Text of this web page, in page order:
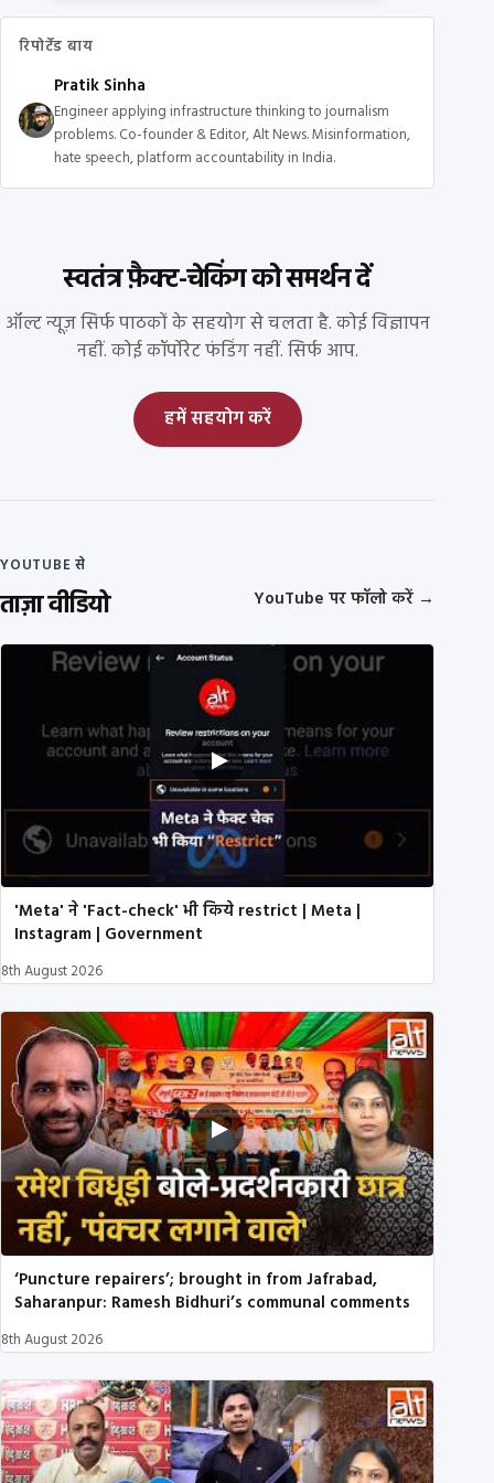
रिपोर्टेड बाय
Pratik Sinha
Engineer applying infrastructure thinking to journalism
problems. Co-founder & Editor, Alt News. Misinformation,
hate speech, platform accountability in India.
स्वतंत्र फ़ैक्ट-चेकिंग को समर्थन दें
ऑल्ट न्यूज़ सिर्फ पाठकों के सहयोग से चलता है. कोई विज्ञापन
नहीं. कोई कॉर्पोरेट फंडिंग नहीं. सिर्फ आप.
हमें सहयोग करें
YOUTUBE से
ताज़ा वीडियो YouTube पर फॉलो करें →
'Meta' ने 'Fact-check' भी किये restrict | Meta |
Instagram | Government
8th August 2026
‘Puncture repairers’; brought in from Jafrabad,
Saharanpur: Ramesh Bidhuri’s communal comments
8th August 2026